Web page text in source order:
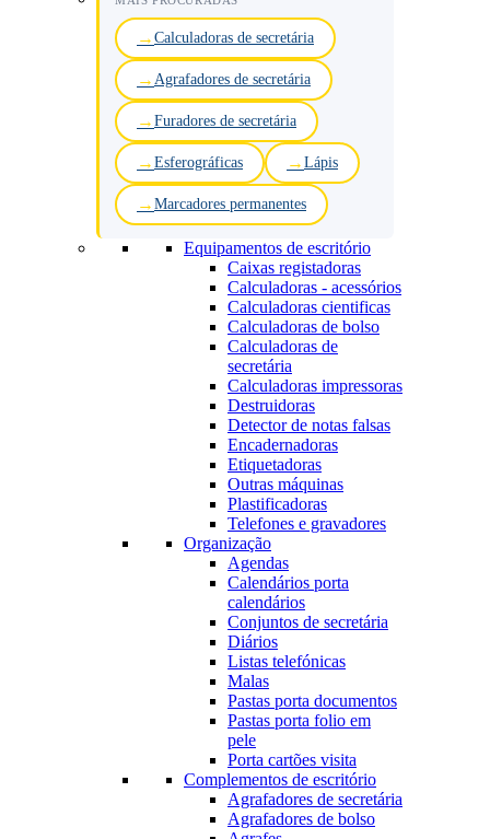
Calculadoras de secretária
Agrafadores de secretária
Furadores de secretária
Esferográficas Lápis
Marcadores permanentes
Equipamentos de escritório
Caixas registadoras
Calculadoras - acessórios
Calculadoras cientificas
Calculadoras de bolso
Calculadoras de
secretária
Calculadoras impressoras
Destruidoras
Detector de notas falsas
Encadernadoras
Etiquetadoras
Outras máquinas
Plastificadoras
Telefones e gravadores
Organização
Agendas
Calendários porta
calendários
Conjuntos de secretária
Diários
Listas telefónicas
Malas
Pastas porta documentos
Pastas porta folio em
pele
Porta cartões visita
Complementos de escritório
Agrafadores de secretária
Agrafadores de bolso